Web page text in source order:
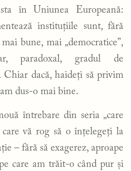
în Uniunea Europeană:
instituțiile sunt, fără
bune, mai „democratice”,
paradoxal, gradul de
dacă, haideți să privim
dus-o mai bine.
întrebare din seria „care
care vă rog să o înțelegeți la
– fără să exagerez, aproape
care am trăit-o când pur și